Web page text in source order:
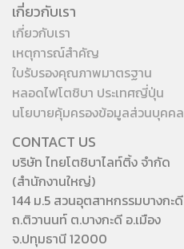
เกี่ยวกับเรา
เกี่ยวกับเรา
เหตุการณ์สำคัญ
ใบรับรองคุณภาพมาตรฐาน
หลอดไฟโตชิบา ประเทศญี่ปุ่น
นโยบายคุ้มครองข้อมูลส่วนบุคคล
CONTACT US
บริษัท ไทยโตชิบาไลท์ติ้ง จำกัด
(สำนักงานใหญ่)
144 ม.5 สวนอุตสาหกรรมบางกะดี
ถ.ติวานนท์ ต.บางกะดี อ.เมือง
จ.ปทุมธานี 12000